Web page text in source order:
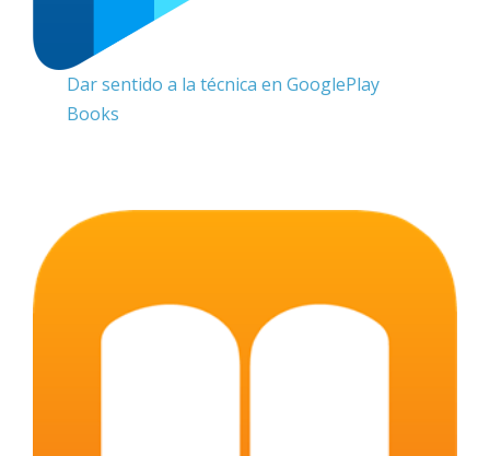
Dar sentido a la técnica en GooglePlay
Books